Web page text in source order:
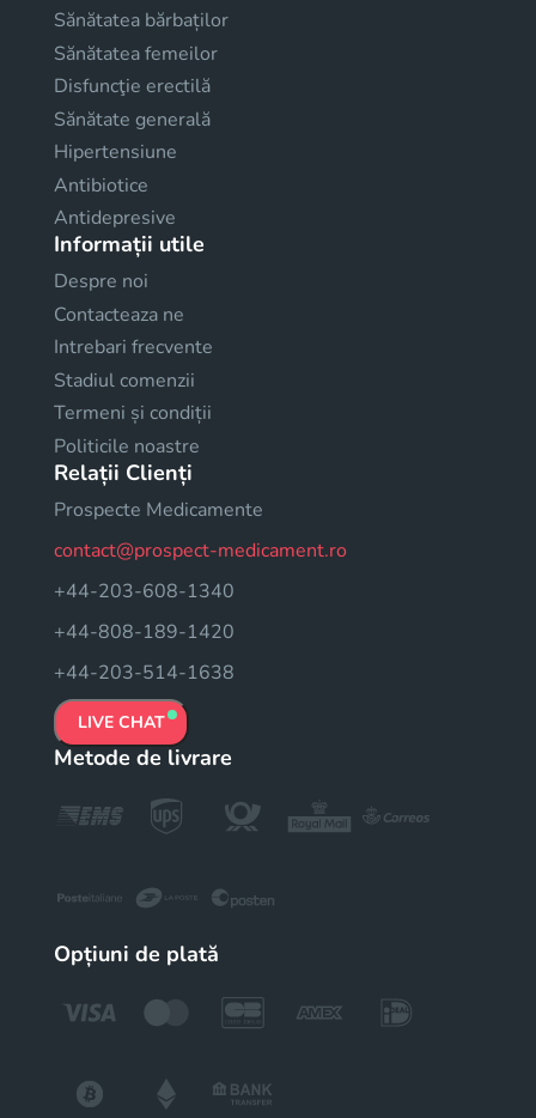
Sănătatea bărbaților
Sănătatea femeilor
Disfuncţie erectilă
Sănătate generală
Hipertensiune
Antibiotice
Antidepresive
Informații utile
Despre noi
Contacteaza ne
Intrebari frecvente
Stadiul comenzii
Termeni și condiții
Politicile noastre
Relații Clienți
Prospecte Medicamente
contact@prospect-medicament.ro
+44-203-608-1340
+44-808-189-1420
+44-203-514-1638
LIVE CHAT
Metode de livrare
Opțiuni de plată